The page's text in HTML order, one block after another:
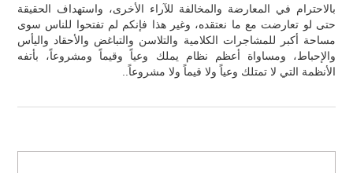
بالاحترام في المعارضة والمخالفة للآراء الأخرى، واستهداف الحقيقة
حتى لو تعارضت مع ما نعتقده، وغير هذا فإنكم لم تفتحوا للناس سوى
مساحة أكبر للمشاجرات الكلامية والتلاسن والتباغض والأحقاد واليأس
والإحباط، ومساواة أعظم نظام يملك وعياً وقيماً ومشروعاً، بأتفه
الأنظمة التي لا تمتلك وعياً ولا قيماً ولا مشروعاً..